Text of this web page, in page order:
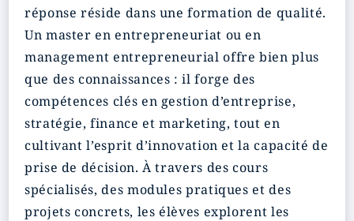
réponse réside dans une formation de qualité.
Un master en entrepreneuriat ou en
management entrepreneurial offre bien plus
que des connaissances : il forge des
compétences clés en gestion d’entreprise,
stratégie, finance et marketing, tout en
cultivant l’esprit d’innovation et la capacité de
prise de décision. À travers des cours
spécialisés, des modules pratiques et des
projets concrets, les élèves explorent les